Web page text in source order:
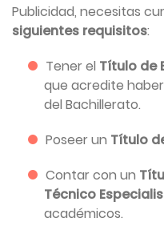
Publicidad, necesitas
siguientes requisitos:
Tener el Título de
que acredite
del Bachillerato.
Poseer un Título
Contar con un
Técnico
académicos.